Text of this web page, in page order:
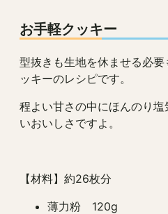
お手軽クッキー
型抜きも生地を休ませる必
ッキーのレシピです。
程よい甘さの中にほんのり
いおいしさですよ。
【材料】約26枚分
薄力粉 120g